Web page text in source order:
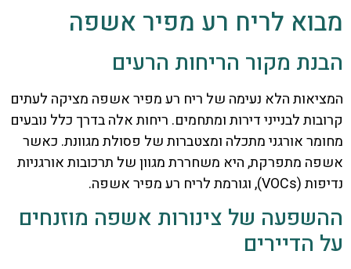
מבוא לריח רע מפיר אשפה
הבנת מקור הריחות הרעים
המציאות הלא נעימה של ריח רע מפיר אשפה מציקה לעתים
קרובות לבנייני דירות ומתחמים. ריחות אלה בדרך כלל נובעים
מחומר אורגני מתכלה ומצטברות של פסולת מגוונת. כאשר
אשפה מתפרקת, היא משחררת מגוון של תרכובות אורגניות
נדיפות (VOCs), וגורמת לריח רע מפיר אשפה.
ההשפעה של צינורות אשפה מוזנחים
על הדיירים